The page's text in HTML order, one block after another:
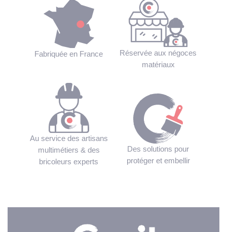
Fabriquée en France
Au service des artisans
multimétiers & des
bricoleurs experts
Réservée aux négoces
matériaux
Des solutions pour
protéger et embellir